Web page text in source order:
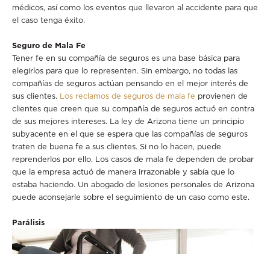
médicos, así como los eventos que llevaron al accidente para que
el caso tenga éxito.
Seguro de Mala Fe
Tener fe en su compañía de seguros es una base básica para
elegirlos para que lo representen. Sin embargo, no todas las
compañías de seguros actúan pensando en el mejor interés de
sus clientes. Los reclamos de seguros de mala fe provienen de
clientes que creen que su compañía de seguros actuó en contra
de sus mejores intereses. La ley de Arizona tiene un principio
subyacente en el que se espera que las compañías de seguros
traten de buena fe a sus clientes. Si no lo hacen, puede
reprenderlos por ello. Los casos de mala fe dependen de probar
que la empresa actuó de manera irrazonable y sabía que lo
estaba haciendo. Un abogado de lesiones personales de Arizona
puede aconsejarle sobre el seguimiento de un caso como este.
Parálisis